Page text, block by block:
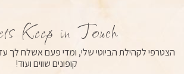
o
k
g
a
m
b
e
Keep in Touch
הצטרפי לקהילת הביוטי שלי, ומדי פעם אשלח לך
קופונים שווים ועוד!